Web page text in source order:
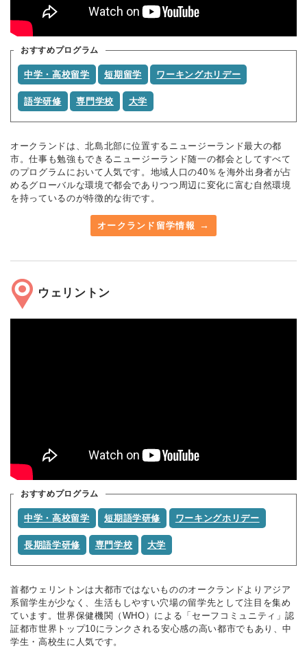
おすすめプログラム
中学・高校留学 短期留学 ワーキングホリデー
語学研修 専門学校 大学
オークランドは、北島北部に位置するニュージーランド最大の都
市。仕事も勉強もできるニュージーランド随一の都会としてすべて
のプログラムにおいて人気です。地域人口の40％を海外出身者が占
めるグローバルな環境で都会でありつつ周辺に変化に富む自然環境
を持っているのが特徴的な街です。
オークランド留学情報
ウェリントン
おすすめプログラム
中学・高校留学 短期語学研修 ワーキングホリデー
長期語学研修 専門学校 大学
首都ウェリントンは大都市ではないもののオークランドよりアジア
系留学生が少なく、生活もしやすい穴場の留学先として注目を集め
ています。世界保健機関（WHO）による「セーフコミュニティ」認
証都市世界トップ10にランクされる安心感の高い都市でもあり、中
学生・高校生に人気です。